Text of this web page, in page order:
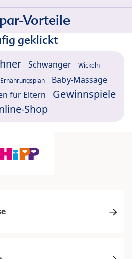
Vorteile
geklickt
Schwanger Wickeln
Ernährungsplan Baby-Massage
für Eltern
Gewinnspiele
Shop